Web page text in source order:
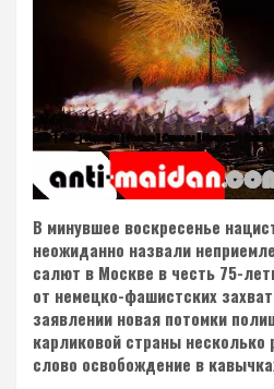
В минувшее воскресенье
неожиданно назвали
салют в Москве в честь 75-
от немецко-фашистских
заявлении новая потомки
карликовой страны несколько
слово освобождение в